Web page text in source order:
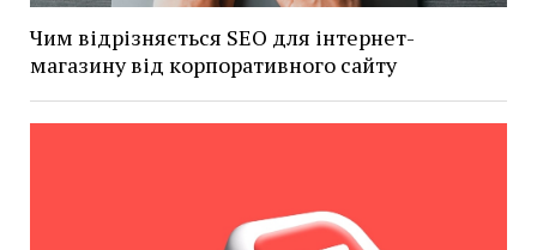
Чим відрізняється SEO для інтернет-
магазину від корпоративного сайту